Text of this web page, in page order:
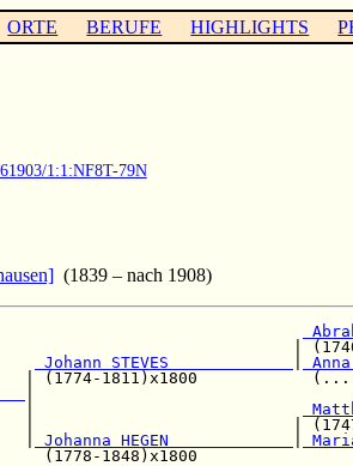
ORTE BERUFE HIGHLIGHTS
1:1:NF8T-79N
(1839 – nach 1908)
Johann STEVES
| (1774-1811)x1800
....)x1834    |
|
Johanna HEGEN